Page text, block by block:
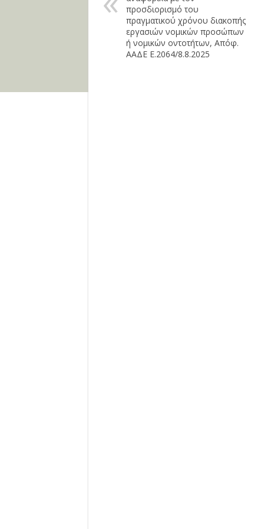
προσδιορισμό του
πραγματικού χρόνου διακοπής
εργασιών νομικών προσώπων
ή νομικών οντοτήτων, Απόφ.
ΑΑΔΕ Ε.2064/8.8.2025